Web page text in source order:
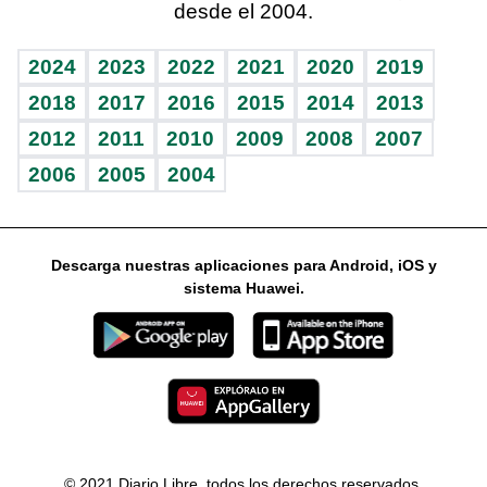
Vida y familia
Eñe
Celebrando la vida
Sin complejos
En pocas palabras
Escuchando al corazón
Economía Personal
Consulta Libre
BRV
TBT Deportivo
Más firmas
Guía del dinero
Horóscopos
desde el 2004.
2024 2023 2022 2021 2020
2019
2018
2017 2016 2015 2014
2013
2012
2011 2010 2009 2008
2007
2006
2005 2004
Descarga nuestras aplicaciones para Android, iOS y
sistema Huawei.